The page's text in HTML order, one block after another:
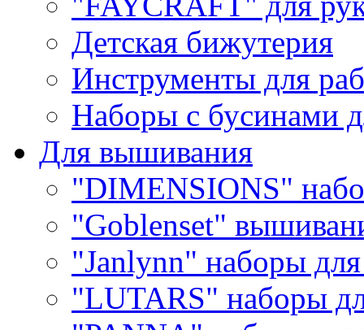
Детская бижутерия
Инструменты для
Наборы с бусинами
Для вышивания
"DIMENSIONS"
"Goblenset"
"Janlynn" наборы
"LUTARS" наборы